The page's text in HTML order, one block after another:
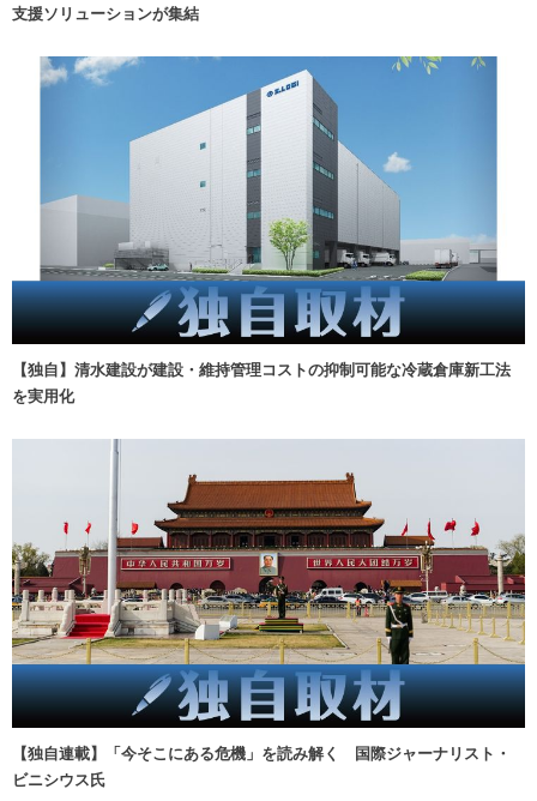
支援ソリューションが集結
【独自】清水建設が建設・維持管理コストの抑制可能な冷蔵倉庫新工法
を実用化
【独自連載】「今そこにある危機」を読み解く 国際ジャーナリスト・
ビニシウス氏